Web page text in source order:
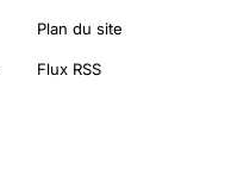
Plan du site
Flux RSS